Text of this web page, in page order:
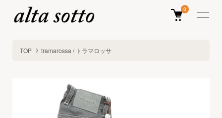
0
TOP tramarossa / トラマロッサ